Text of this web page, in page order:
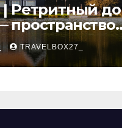
| Ретритный
пространство
и
TRAVELBOX27_